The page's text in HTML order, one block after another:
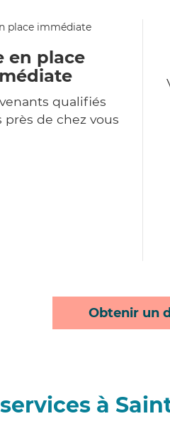
en place
qualifiés
de chez vous
Obtenir un
à